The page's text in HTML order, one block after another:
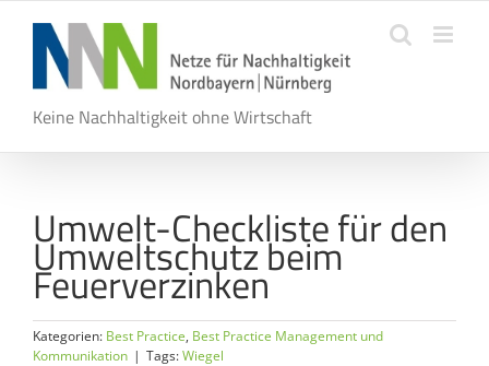
springen
Keine Nachhaltigkeit ohne Wirtschaft
Umwelt-Checkliste für den
Umweltschutz beim
Feuerverzinken
Kategorien: Best Practice, Best Practice Management und
Kommunikation | Tags:Wiegel